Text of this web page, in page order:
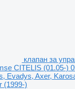
клапан за
CITELIS (01.05-)
Evadys, Axer,
(1999-)